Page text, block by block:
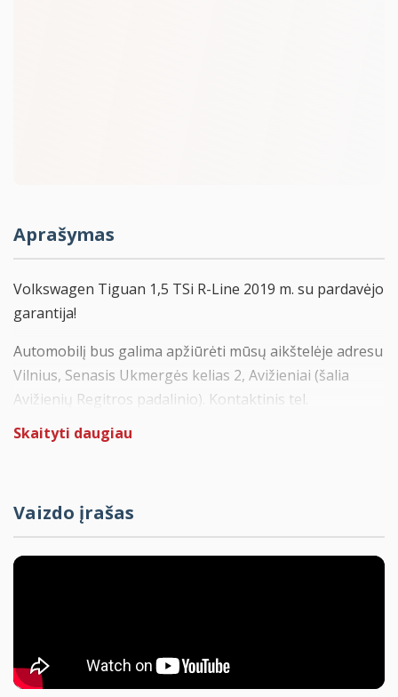
Aprašymas
Volkswagen Tiguan 1,5 TSi R-Line 2019 m. su pardavėjo
garantija!
Automobilį bus galima apžiūrėti mūsų aikštelėje adresu
Vilnius, Senasis Ukmergės kelias 2, Avižieniai (šalia
Avižienių Regitros padalinio). Kontaktinis tel.
+37062361426
Suteikiama 12 mėn. arba 10.000 km garantija varikliui ir
eksploatuojamas mieste.
Skaityti daugiau
Vaizdo įrašas